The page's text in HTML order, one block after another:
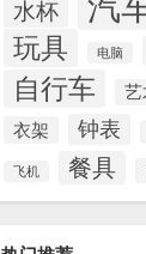
水杯 汽
玩具 电脑
自行车 艺
衣架 钟表
飞机 餐具